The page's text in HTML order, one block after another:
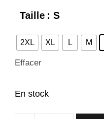
Taille : S
2XL XL L M
Effacer
En stock